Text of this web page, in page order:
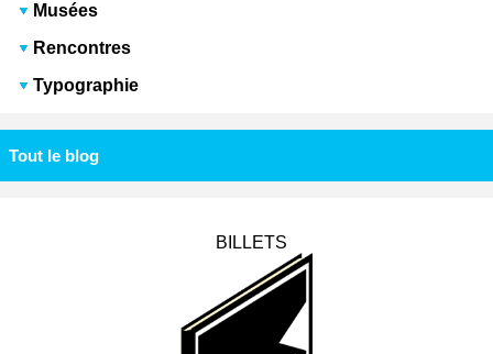
Musées
Rencontres
Typographie
Tout le blog
BILLETS